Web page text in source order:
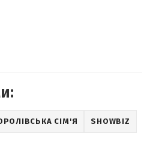
СІМ'Я SHOWBIZ